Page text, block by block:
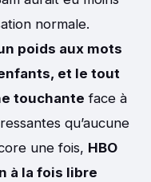
normale.
poids aux mots
et le tout
touchante face à
qu’aucune
une fois, HBO
à la fois libre